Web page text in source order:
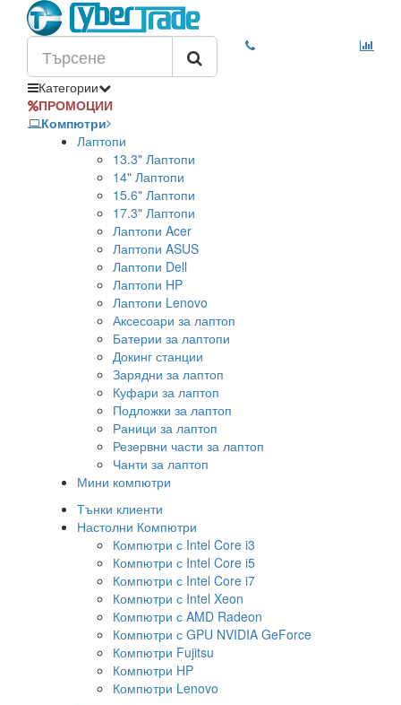
Категории
ПРОМОЦИИ
Компютри
Лаптопи
13.3" Лаптопи
14" Лаптопи
15.6" Лаптопи
17.3" Лаптопи
Лаптопи Acer
Лаптопи ASUS
Лаптопи Dell
Лаптопи HP
Лаптопи Lenovo
Аксесоари за лаптоп
Батерии за лаптопи
Докинг станции
Зарядни за лаптоп
Куфари за лаптоп
Подложки за лаптоп
Раници за лаптоп
Резервни части за лаптоп
Чанти за лаптоп
Мини компютри
Тънки клиенти
Настолни Компютри
Компютри с Intel Core i3
Компютри с Intel Core i5
Компютри с Intel Core i7
Компютри с Intel Xeon
Компютри с AMD Radeon
Компютри с GPU NVIDIA GeForce
Компютри Fujitsu
Компютри HP
Компютри Lenovo